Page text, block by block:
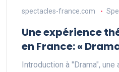
spectacles-france.com
Une expérience
en France: «
Introduction à "Drama",